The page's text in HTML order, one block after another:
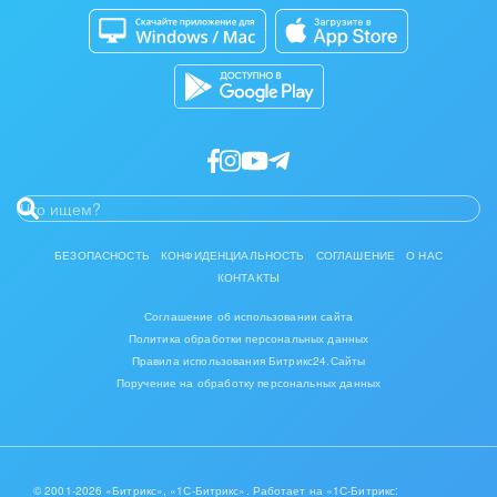
Разработчикам приложений
БЕЗОПАСНОСТЬ КОНФИДЕНЦИАЛЬНОСТЬ СОГЛАШЕНИЕ
О НАС
КОНТАКТЫ
Соглашение об использовании сайта
Политика обработки персональных данных
Правила использования Битрикс24.Сайты
Поручение на обработку персональных данных
© 2001-2026 «Битрикс», «1С-Битрикс». Работает на «1С-Битрикс: